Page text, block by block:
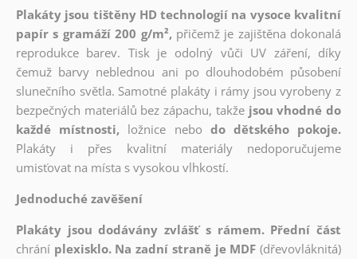
Plakáty jsou tištěny HD technologií na vysoce kvalitní
papír s gramáží 200 g/m², přičemž je zajištěna dokonalá
reprodukce barev. Tisk je odolný vůči UV záření, díky
čemuž barvy neblednou ani po dlouhodobém působení
slunečního světla. Samotné plakáty i rámy jsou vyrobeny z
bezpečných materiálů bez zápachu, takže jsou vhodné do
každé místnosti, ložnice nebo do dětského pokoje.
Plakáty i přes kvalitní materiály nedoporučujeme
umisťovat na místa s vysokou vlhkostí.
Jednoduché zavěšení
Plakáty jsou dodávány zvlášť s rámem. Přední část
chrání plexisklo. Na zadní straně je MDF (dřevovláknitá)